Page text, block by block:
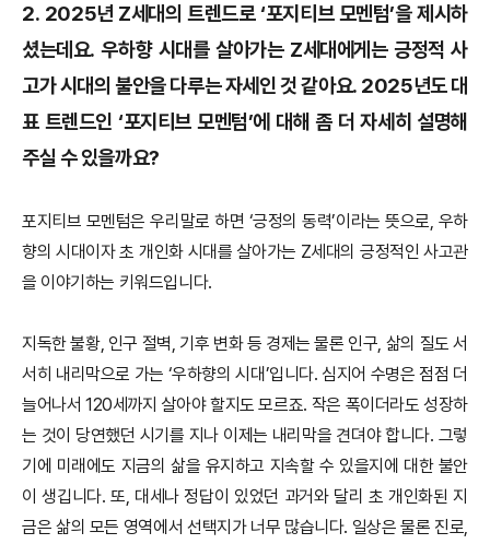
2. 2025년 Z세대의 트렌드로 ‘포지티브 모멘텀’을 제시하
셨는데요. 우하향 시대를 살아가는 Z세대에게는 긍정적 사
고가 시대의 불안을 다루는 자세인 것 같아요. 2025년도 대
표 트렌드인 ‘포지티브 모멘텀’에 대해 좀 더 자세히 설명해
주실 수 있을까요?
포지티브 모멘텀은 우리말로 하면 ‘긍정의 동력’이라는 뜻으로, 우하
향의 시대이자 초 개인화 시대를 살아가는 Z세대의 긍정적인 사고관
을 이야기하는 키워드입니다.
지독한 불황, 인구 절벽, 기후 변화 등 경제는 물론 인구, 삶의 질도 서
서히 내리막으로 가는 ‘우하향의 시대’입니다. 심지어 수명은 점점 더
늘어나서 120세까지 살아야 할지도 모르죠. 작은 폭이더라도 성장하
는 것이 당연했던 시기를 지나 이제는 내리막을 견뎌야 합니다. 그렇
기에 미래에도 지금의 삶을 유지하고 지속할 수 있을지에 대한 불안
이 생깁니다. 또, 대세나 정답이 있었던 과거와 달리 초 개인화된 지
금은 삶의 모든 영역에서 선택지가 너무 많습니다. 일상은 물론 진로,